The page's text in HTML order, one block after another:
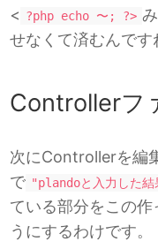
< ?php echo 〜; ?>
せなくて済むんです
Controllerフ
次にControllerを編
で "plandoと入力した結
ている部分をこの
うにするわけです。